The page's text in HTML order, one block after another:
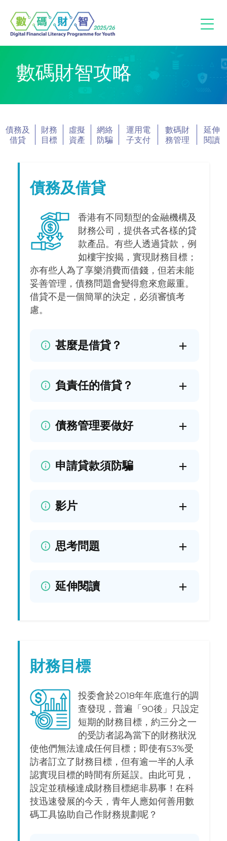
數碼財智攻略
債務及
借貸
財務
目標
虛擬
資產
網絡
防騙
運用電
子支付
數碼財
務管理
延伸
閱讀
債務及借貸
香港有不同類型的金融機構及
財務公司，提供各式各樣的貸
款產品。有些人透過貸款，例
如樓宇按揭，實現財務目標；
亦有些人為了享樂消費而借錢，但若未能
妥善管理，債務問題會變得愈來愈嚴重。
借貸不是一個簡單的決定，必須審慎考
慮。
甚麼是借貸？
負責任的借貸？
債務管理要做好
申請貸款須防騙
影片
思考問題
延伸閱讀
財務目標
投委會於2018年年底進行的調
查發現，普遍「90後」只設定
短期的財務目標，約三分之一
的受訪者認為當下的財務狀況
使他們無法達成任何目標；即使有53%受
訪者訂立了財務目標，但有逾一半的人承
認實現目標的時間有所延誤。由此可見，
設定並積極達成財務目標絕非易事！在科
技迅速發展的今天，青年人應如何善用數
碼工具協助自己作財務規劃呢？